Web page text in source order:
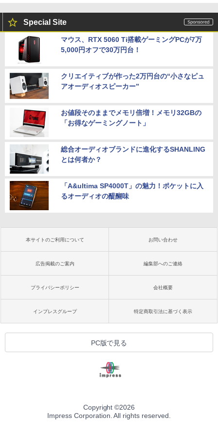
Special Site
マウス、RTX 5060 Ti搭載ゲーミングPCが7万
5,000円オフで30万円台！
クリエイティブが作った2万円台の“小さなピュ
アオーディオスピーカー”
お値段そのままでメモリ倍増！メモリ32GBの
「お得なゲーミングノート」
総合オーディオブランドに進化するSHANLING
とは何者か？
「A&ultima SP4000T」の魅力！ポケットに入
るオーディオの醍醐味
本サイトのご利用について お問い合わせ
広告掲載のご案内 編集部へのご連絡
プライバシーポリシー 会社概要
インプレスグループ 特定商取引法に基づく表示
PC版で見る
Copyright ©2026
Impress Corporation. All rights reserved.